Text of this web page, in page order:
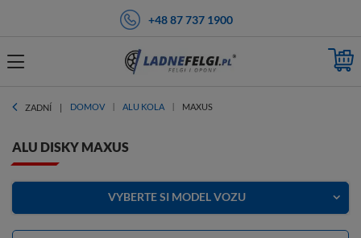
+48 87 737 1900
ZADNÍ DOMOV ALU KOLA MAXUS
ALU DISKY MAXUS
VYBERTE SI MODEL VOZU